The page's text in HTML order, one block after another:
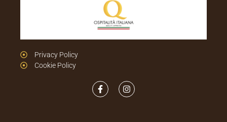
Privacy Policy
Cookie Policy